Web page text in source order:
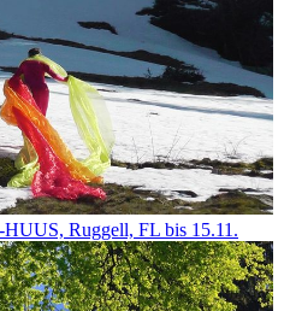
Ruggell, FL bis 15.11.